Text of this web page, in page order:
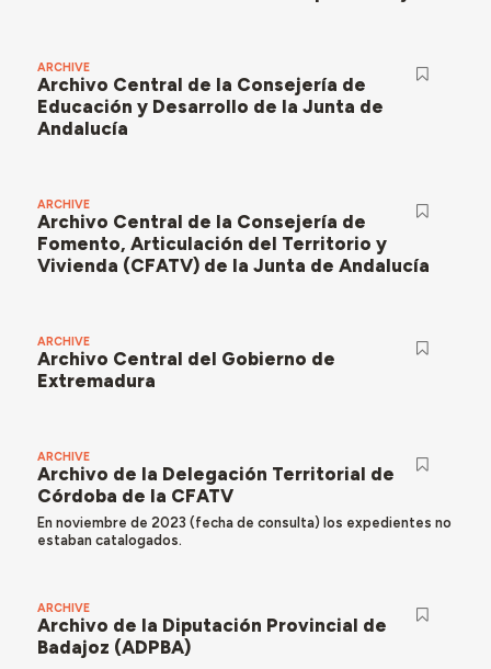
ARCHIVE
Archivo Central de la Consejería de
Educación y Desarrollo de la Junta de
Andalucía
ARCHIVE
Archivo Central de la Consejería de
Fomento, Articulación del Territorio y
Vivienda (CFATV) de la Junta de Andalucía
ARCHIVE
Archivo Central del Gobierno de
Extremadura
ARCHIVE
Archivo de la Delegación Territorial de
Córdoba de la CFATV
En noviembre de 2023 (fecha de consulta) los expedientes no
estaban catalogados.
ARCHIVE
Archivo de la Diputación Provincial de
Badajoz (ADPBA)